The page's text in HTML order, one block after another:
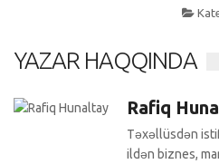
YAZAR HAQQINDA
Rafiq
Təxəllüsdən
ildən biznes,